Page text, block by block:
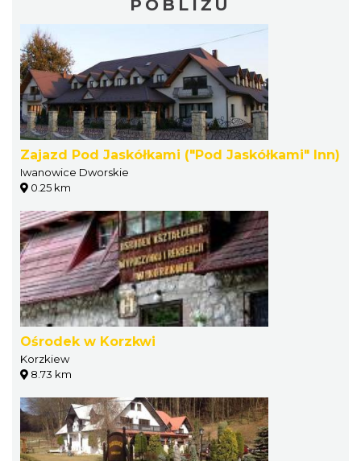
POBLIŻU
Zajazd Pod Jaskółkami ("Pod Jaskółkami" Inn)
Iwanowice Dworskie
0.25 km
Ośrodek w Korzkwi
Korzkiew
8.73 km